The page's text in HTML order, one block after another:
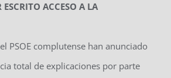
ESCRITO ACCESO A LA
PSOE complutense han anunciado
total de explicaciones por parte